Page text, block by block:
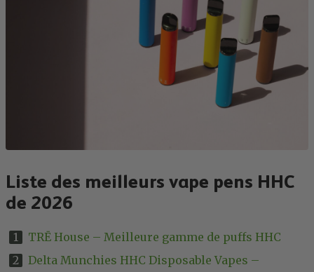
Liste des meilleurs vape pens HHC
de 2026
TRĒ House – Meilleure gamme de puffs HHC
Delta Munchies HHC Disposable Vapes –